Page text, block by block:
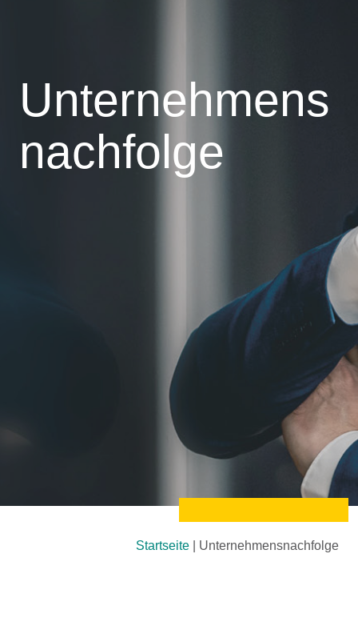
Unternehmens
nachfolge
Startseite Unternehmensnachfolge